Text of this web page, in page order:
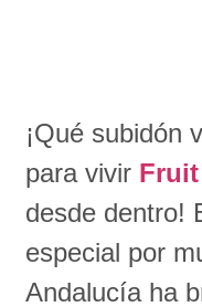
¡Qué subidón
para vivir
desde dentro!
especial por
Andalucía ha